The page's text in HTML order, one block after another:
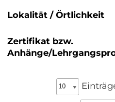
Lokalität / Örtlichkeit
Zertifikat bzw.
Anhänge/